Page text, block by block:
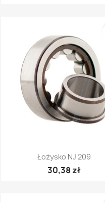
Szybki podgląd
Łożysko NJ 209
30,38 zł